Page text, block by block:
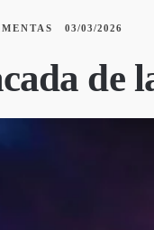
03/03/2026
de